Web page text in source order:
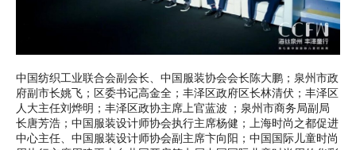
中国纺织工业联合会副会长、中国服装协会会长陈大鹏；泉州市政
府副市长姚飞；区委书记高金全；丰泽区政府区长林清伏；丰泽区
人大主任刘烨明；丰泽区政协主席上官蓝波 ；泉州市商务局副局
长唐芳浩；中国服装设计师协会执行主席杨健；上海时尚之都促进
中心主任、中国服装设计师协会副主席卞向阳；中国国际儿童时尚